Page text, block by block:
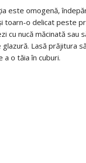
este omogenă,
toarn-o delicat peste
cu nucă măcinată sau
Lasă prăjitura
a o tăia în cuburi.